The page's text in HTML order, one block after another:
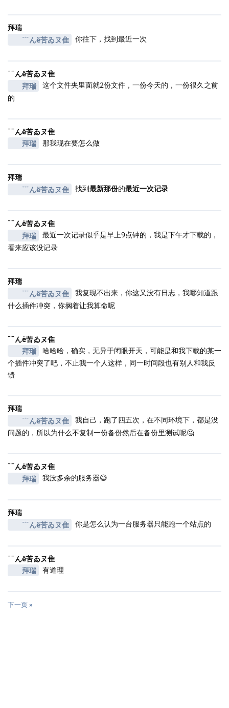
拜瑞
﹊んё苦ゐヌ隹
你往下，找到最近一次
﹊んё苦ゐヌ隹
拜瑞
这个文件夹里面就2份文件，一份今天的，一份很久之前
的
﹊んё苦ゐヌ隹
拜瑞
那我现在要怎么做
拜瑞
﹊んё苦ゐヌ隹
找到最新那份的最近一次记录
﹊んё苦ゐヌ隹
拜瑞
最近一次记录似乎是早上9点钟的，我是下午才下载的，
看来应该没记录
拜瑞
﹊んё苦ゐヌ隹
我复现不出来，你这又没有日志，我哪知道跟
什么插件冲突，你搁着让我算命呢
﹊んё苦ゐヌ隹
拜瑞
哈哈哈，确实，无异于闭眼开天，可能是和我下载的某一
个插件冲突了吧，不止我一个人这样，同一时间段也有别人和我反
馈
拜瑞
﹊んё苦ゐヌ隹
我自己，跑了四五次，在不同环境下，都是没
问题的，所以为什么不复制一份备份然后在备份里测试呢🤔
﹊んё苦ゐヌ隹
拜瑞
我没多余的服务器😅
拜瑞
﹊んё苦ゐヌ隹
你是怎么认为一台服务器只能跑一个站点的
﹊んё苦ゐヌ隹
拜瑞
有道理
下一页 »